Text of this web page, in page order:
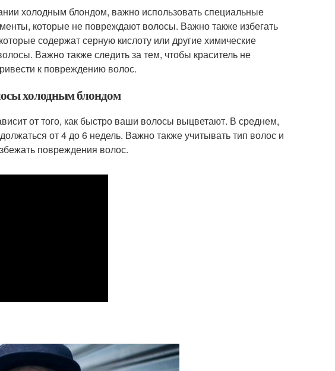
холодным блондом, важно использовать специальные
которые не повреждают волосы. Важно также избегать
содержат серную кислоту или другие химические
Важно также следить за тем, чтобы краситель не
к повреждению волос.
холодным блондом
от того, как быстро ваши волосы выцветают. В среднем,
от 4 до 6 недель. Важно также учитывать тип волос и
повреждения волос.